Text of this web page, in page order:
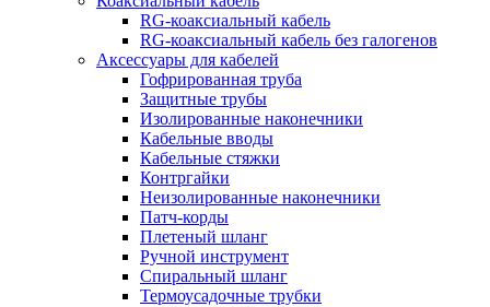
RG-коаксиальный кабель
RG-коаксиальный кабель без галогенов
Аксессуары для кабелей
Гофрированная труба
Защитные трубы
Изолированные наконечники
Кабельные вводы
Кабельные стяжки
Контргайки
Неизолированные наконечники
Патч-корды
Плетеный шланг
Ручной инструмент
Спиральный шланг
Термоусадочные трубки